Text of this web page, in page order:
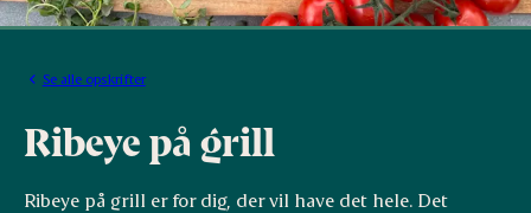
Se alle opskrifter
Ribeye på grill
Ribeye på grill er for dig, der vil have det hele. Det